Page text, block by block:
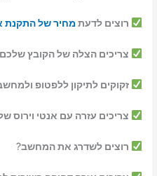
רוצים לדעת מחיר של התקנת
צריכים הצלה של הקובץ
זקוקים לתיקון ללפטופ
צריכים עזרה עם אנטי וירוס
רוצים לשדרג את המחשב?